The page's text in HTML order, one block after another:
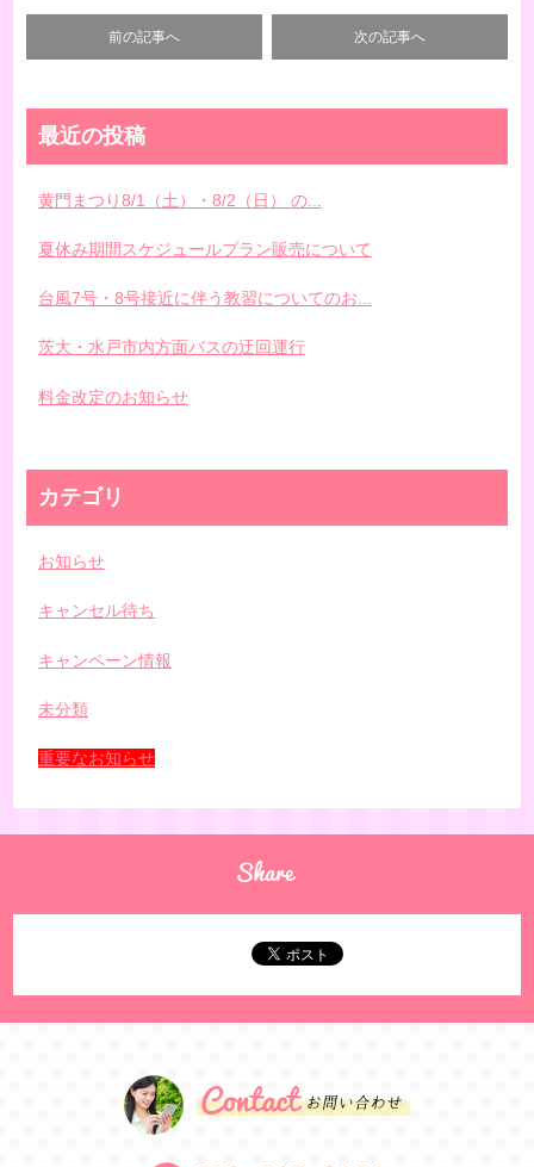
前の記事へ 次の記事へ
最近の投稿
黄門まつり8/1（土）・8/2（日） の...
夏休み期間スケジュールプラン販売について
台風7号・8号接近に伴う教習についてのお...
茨大・水戸市内方面バスの迂回運行
料金改定のお知らせ
カテゴリ
お知らせ
キャンセル待ち
キャンペーン情報
未分類
重要なお知らせ